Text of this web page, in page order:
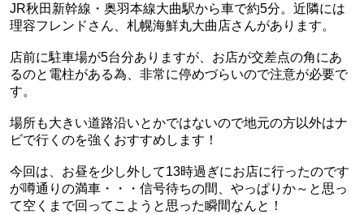
JR秋田新幹線・奥羽本線大曲駅から車で約5分。近隣には
理容フレンドさん、札幌海鮮丸大曲店さんがあります。
店前に駐車場が5台分ありますが、お店が交差点の角にあ
るのと電柱がある為、非常に停めづらいので注意が必要で
す。
場所も大きい道路沿いとかではないので地元の方以外はナ
ビで行くのを強くおすすめします！
今回は、お昼を少し外して13時過ぎにお店に行ったのです
が噂通りの満車・・・信号待ちの間、やっぱりか～と思っ
て空くまで回ってこようと思った瞬間なんと！